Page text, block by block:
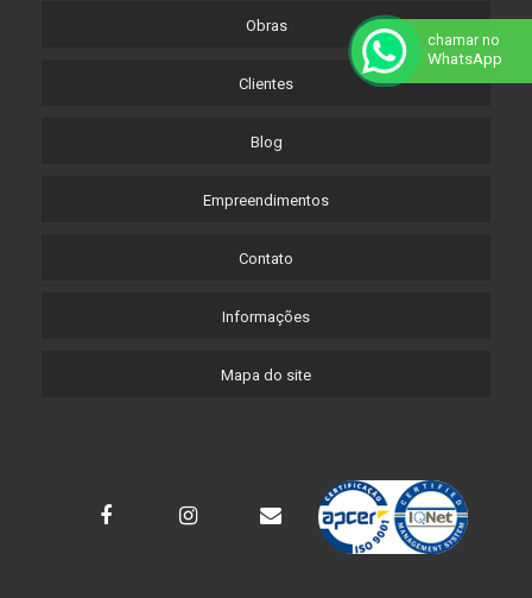
Obras
Clientes
Blog
Empreendimentos
Contato
Informações
Mapa do site
chamar no
WhatsApp